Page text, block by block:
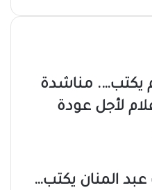
يكتب…. مناشدة
لأجل عودة
المنان يكتب…